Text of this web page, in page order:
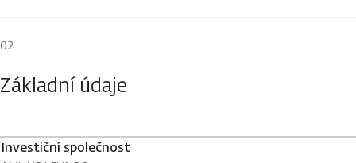
Základní údaje
Investiční společnost